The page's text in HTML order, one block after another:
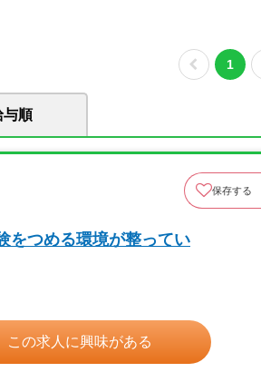
1
与順
保存する
をつめる環境が整ってい
この求人に興味がある